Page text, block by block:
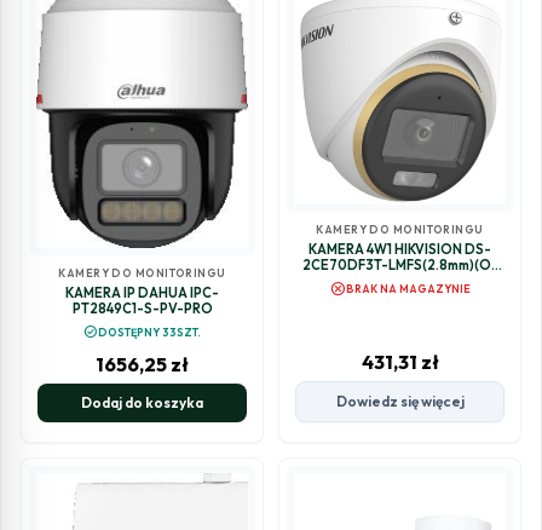
KAMERY DO MONITORINGU
KAMERA IP DAHUA IPC-
PT2849C1-S-PV-PRO
check_circleDOSTĘPNY 33SZT.
1656,25 zł
Dodaj do koszyka
KAMERY DO MONITORINGU
KAMERA 4W1 HIKVISION DS-
2CE70DF3T-LMFS(2.8mm)(O-
cancelBRAK NA MAGAZYNIE
431,31 zł
Dowiedz się więcej